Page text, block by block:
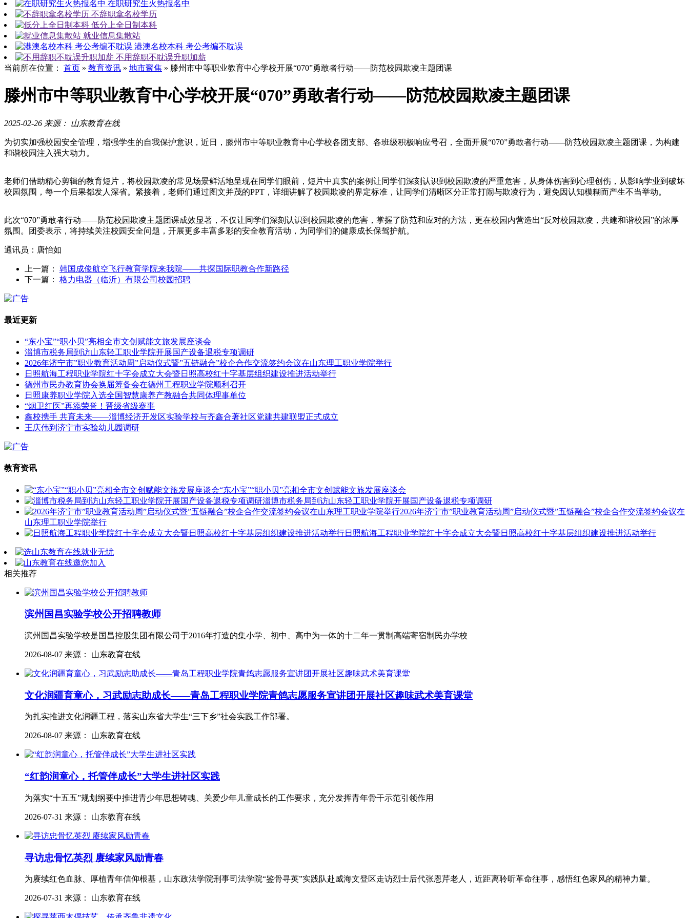
在职研究生火热报名中
不辞职拿名校学历
低分上全日制本科
就业信息集散站
港澳名校本科 考公考编不耽误
不用辞职不耽误升职加薪
当前所在位置： 首页 » 教育资讯 » 地市聚焦 » 滕州市中等职业教育中心学校开展“070”勇敢者行动——防范校园欺凌主题团课
滕州市中等职业教育中心学校开展“070”勇敢者行动——防范校园欺凌主题团课
2025-02-26 来源： 山东教育在线
为切实加强校园安全管理，增强学生的自我保护意识，近日，滕州市中等职业教育中心学校各团支部、各班级积极响应号召，全面开展“070”勇敢者行动——防范校园欺凌主题团课，为构建
和谐校园注入强大动力。
老师们借助精心剪辑的教育短片，将校园欺凌的常见场景鲜活地呈现在同学们眼前，短片中真实的案例让同学们深刻认识到校园欺凌的严重危害，从身体伤害到心理创伤，从影响学业到破坏
校园氛围，每一个后果都发人深省。紧接着，老师们通过图文并茂的PPT，详细讲解了校园欺凌的界定标准，让同学们清晰区分正常打闹与欺凌行为，避免因认知模糊而产生不当举动。
此次“070”勇敢者行动——防范校园欺凌主题团课成效显著，不仅让同学们深刻认识到校园欺凌的危害，掌握了防范和应对的方法，更在校园内营造出“反对校园欺凌，共建和谐校园”的浓厚
氛围。团委表示，将持续关注校园安全问题，开展更多丰富多彩的安全教育活动，为同学们的健康成长保驾护航。
通讯员：唐怡如
上一篇： 韩国成俊航空飞行教育学院来我院——共探国际职教合作新路径
下一篇： 格力电器（临沂）有限公司校园招聘
最近更新
“东小宝”“职小贝”亮相全市文创赋能文旅发展座谈会
淄博市税务局到访山东轻工职业学院开展国产设备退税专项调研
2026年济宁市”职业教育活动周”启动仪式暨”五链融合”校企合作交流签约会议在山东理工职业学院举行
日照航海工程职业学院红十字会成立大会暨日照高校红十字基层组织建设推进活动举行
德州市民办教育协会换届筹备会在德州工程职业学院顺利召开
日照康养职业学院入选全国智慧康养产教融合共同体理事单位
“烟卫红医”再添荣誉！晋级省级赛事
鑫校携手 共育未来——淄博经济开发区实验学校与齐鑫合著社区党建共建联盟正式成立
王庆伟到济宁市实验幼儿园调研
教育资讯
“东小宝”“职小贝”亮相全市文创赋能文旅发展座谈会
淄博市税务局到访山东轻工职业学院开展国产设备退税专项调研
2026年济宁市”职业教育活动周”启动仪式暨”五链融合”校企合作交流签约会议在
山东理工职业学院举行
日照航海工程职业学院红十字会成立大会暨日照高校红十字基层组织建设推进活动举行
相关推荐
滨州国昌实验学校公开招聘教师
滨州国昌实验学校是国昌控股集团有限公司于2016年打造的集小学、初中、高中为一体的十二年一贯制高端寄宿制民办学校
2026-08-07 来源： 山东教育在线
文化润疆育童心，习武励志助成长——青岛工程职业学院青鸽志愿服务宣讲团开展社区趣味武术美育课堂
为扎实推进文化润疆工程，落实山东省大学生“三下乡”社会实践工作部署。
2026-08-07 来源： 山东教育在线
“红韵润童心，托管伴成长”大学生进社区实践
为落实“十五五”规划纲要中推进青少年思想铸魂、关爱少年儿童成长的工作要求，充分发挥青年骨干示范引领作用
2026-07-31 来源： 山东教育在线
寻访忠骨忆英烈 赓续家风励青春
为赓续红色血脉、厚植青年信仰根基，山东政法学院刑事司法学院“鉴骨寻英”实践队赴威海文登区走访烈士后代张恩芹老人，近距离聆听革命往事，感悟红色家风的精神力量。
2026-07-31 来源： 山东教育在线